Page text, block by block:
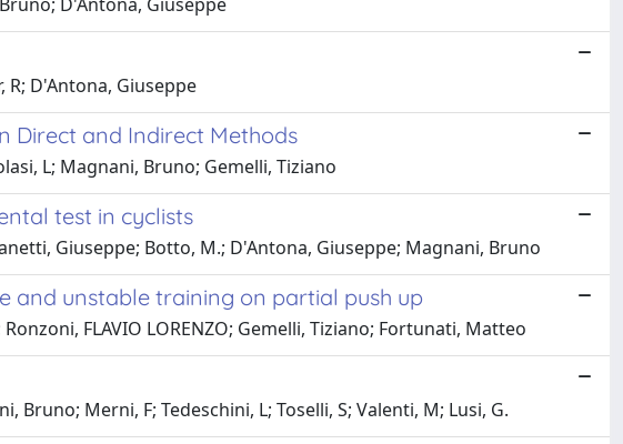
R; D'Antona, Giuseppe
Direct and Indirect Methods
L; Magnani, Bruno; Gemelli, Tiziano
test in cyclists
Giuseppe; Botto, M.; D'Antona, Giuseppe; Magnani, Bruno
and unstable training on partial push up
FLAVIO LORENZO; Gemelli, Tiziano; Fortunati, Matteo
Bruno; Merni, F; Tedeschini, L; Toselli, S; Valenti, M; Lusi, G.